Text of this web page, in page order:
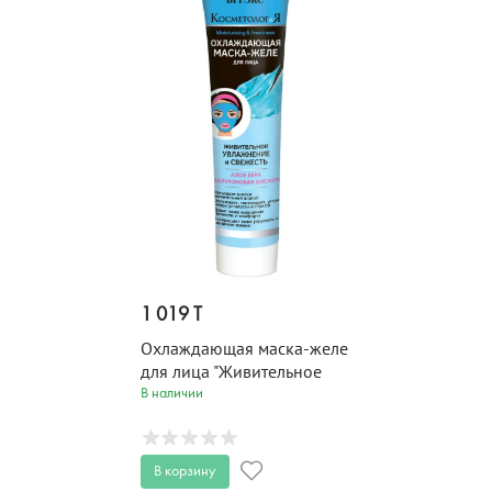
1 019 T
Охлаждающая маска-желе
для лица "Живительное
увлажнение и свежесть"
В наличии
В корзину